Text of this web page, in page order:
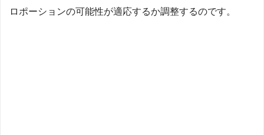
ロポーションの可能性が適応するか調整するのです。